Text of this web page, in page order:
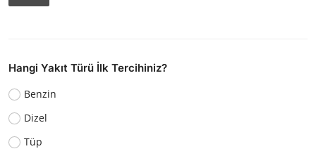
Hangi Yakıt Türü İlk Tercihiniz?
Benzin
Dizel
Tüp